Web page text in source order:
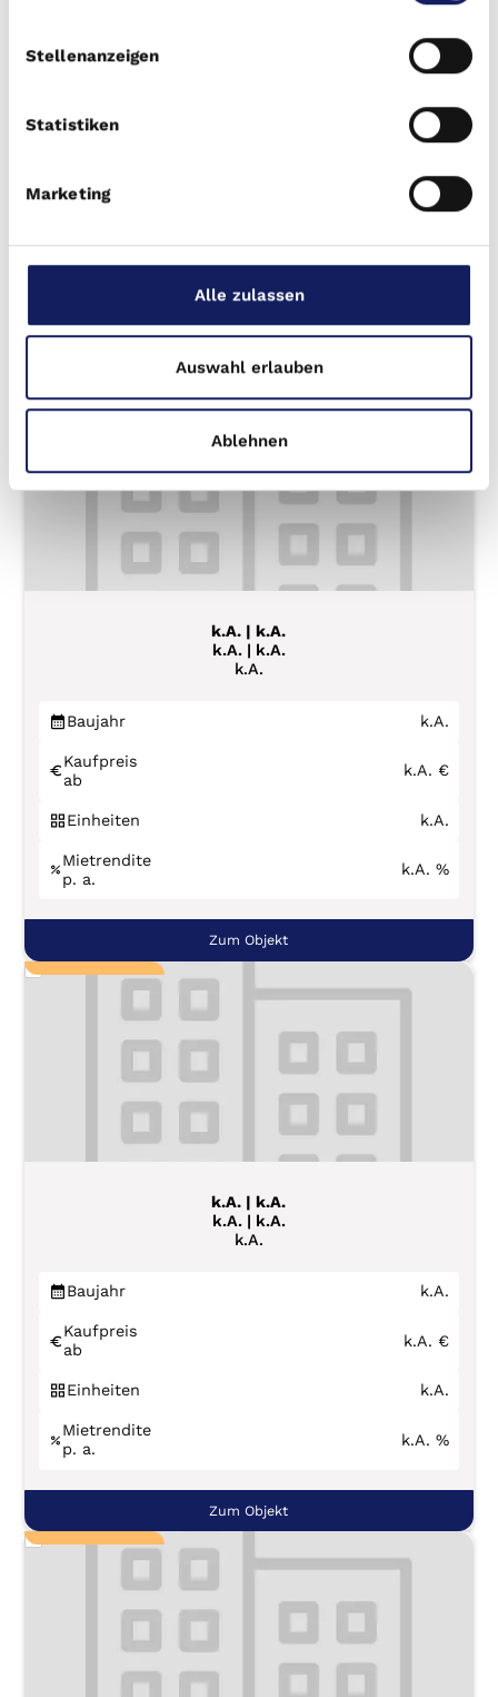
Stellenanzeigen
Statistiken
Marketing
Alle zulassen
Auswahl erlauben
Ablehnen
Kaufpreis
k.A. €
Einheiten k.A.
Zum Objekt
k.A. | k.A.
k.A. | k.A.
k.A.
Baujahr k.A.
Kaufpreis
ab
k.A. €
Einheiten k.A.
Mietrendite
p. a.
k.A. %
Zum Objekt
k.A. | k.A.
k.A. | k.A.
k.A.
Baujahr k.A.
Kaufpreis
ab
k.A. €
Einheiten k.A.
Mietrendite
p. a.
k.A. %
Zum Objekt